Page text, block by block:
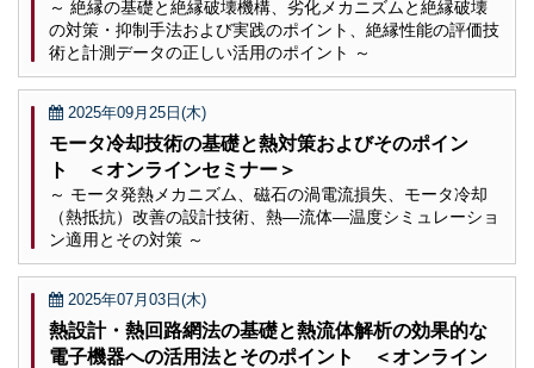
～ 絶縁の基礎と絶縁破壊機構、劣化メカニズムと絶縁破壊
の対策・抑制手法および実践のポイント、絶縁性能の評価技
術と計測データの正しい活用のポイント ～
2025年09月25日(木)
モータ冷却技術の基礎と熱対策およびそのポイン
ト ＜オンラインセミナー＞
～ モータ発熱メカニズム、磁石の渦電流損失、モータ冷却
（熱抵抗）改善の設計技術、熱―流体―温度シミュレーショ
ン適用とその対策 ～
2025年07月03日(木)
熱設計・熱回路網法の基礎と熱流体解析の効果的な
電子機器への活用法とそのポイント ＜オンライン